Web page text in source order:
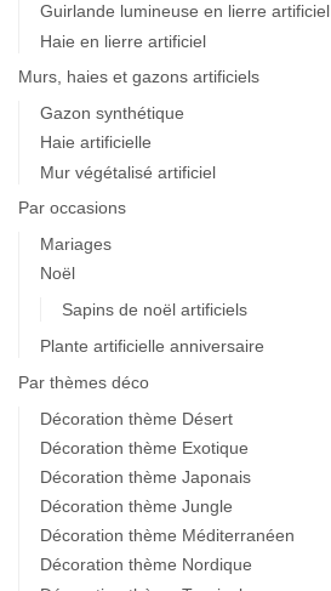
Guirlande lumineuse en lierre artificiel
Haie en lierre artificiel
Murs, haies et gazons artificiels
Gazon synthétique
Haie artificielle
Mur végétalisé artificiel
Par occasions
Mariages
Noël
Sapins de noël artificiels
Plante artificielle anniversaire
Par thèmes déco
Décoration thème Désert
Décoration thème Exotique
Décoration thème Japonais
Décoration thème Jungle
Décoration thème Méditerranéen
Décoration thème Nordique